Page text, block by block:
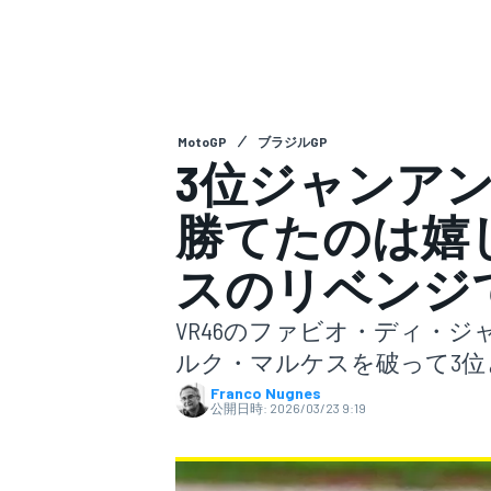
スーパーGT
MotoGP ブラジルGP
3位ジャンア
勝てたのは嬉
スのリベンジ
VR46のファビオ・ディ・ジ
ルク・マルケスを破って3
Franco Nugnes
公開日時: 2026/03/23 9:19